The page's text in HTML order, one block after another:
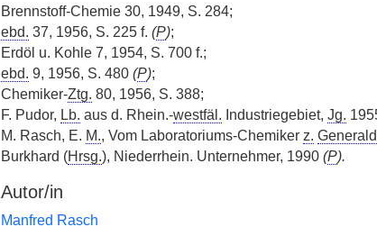
Brennstoff-Chemie 30, 1949, S. 284;
ebd. 37, 1956, S. 225 f. (P);
Erdöl u. Kohle 7, 1954, S. 700 f.;
ebd. 9, 1956, S. 480 (P);
Chemiker-Ztg. 80, 1956, S. 388;
F. Pudor, Lb. aus d. Rhein.-westfäl. Industriegebiet, Jg.
M. Rasch, E. M., Vom Laboratoriums-Chemiker z.
Burkhard (Hrsg.), Niederrhein. Unternehmer, 1990 (P).
Autor/in
Manfred Rasch